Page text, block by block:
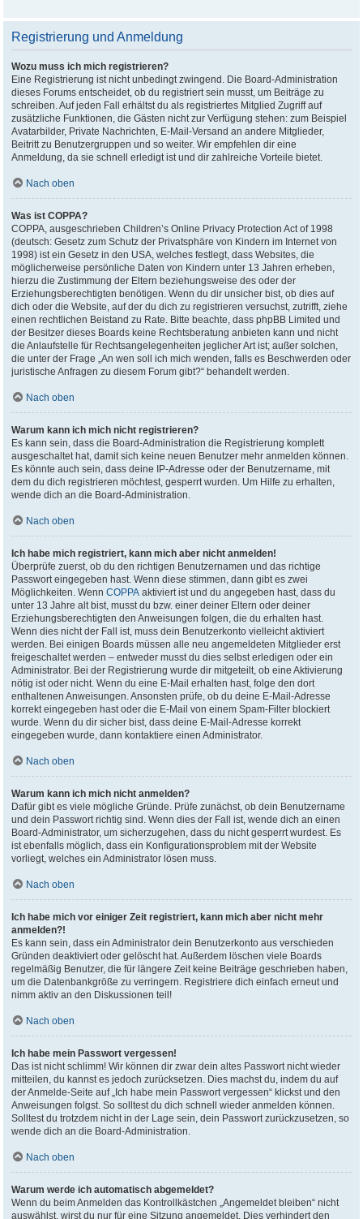
Registrierung und Anmeldung
Wozu muss ich mich registrieren?
Eine Registrierung ist nicht unbedingt zwingend. Die Board-Administration
dieses Forums entscheidet, ob du registriert sein musst, um Beiträge zu
schreiben. Auf jeden Fall erhältst du als registriertes Mitglied Zugriff auf
zusätzliche Funktionen, die Gästen nicht zur Verfügung stehen: zum Beispiel
Avatarbilder, Private Nachrichten, E-Mail-Versand an andere Mitglieder,
Beitritt zu Benutzergruppen und so weiter. Wir empfehlen dir eine
Anmeldung, da sie schnell erledigt ist und dir zahlreiche Vorteile bietet.
Nach oben
Was ist COPPA?
COPPA, ausgeschrieben Children’s Online Privacy Protection Act of 1998
(deutsch: Gesetz zum Schutz der Privatsphäre von Kindern im Internet von
1998) ist ein Gesetz in den USA, welches festlegt, dass Websites, die
möglicherweise persönliche Daten von Kindern unter 13 Jahren erheben,
hierzu die Zustimmung der Eltern beziehungsweise des oder der
Erziehungsberechtigten benötigen. Wenn du dir unsicher bist, ob dies auf
dich oder die Website, auf der du dich zu registrieren versuchst, zutrifft, ziehe
einen rechtlichen Beistand zu Rate. Bitte beachte, dass phpBB Limited und
der Besitzer dieses Boards keine Rechtsberatung anbieten kann und nicht
die Anlaufstelle für Rechtsangelegenheiten jeglicher Art ist; außer solchen,
die unter der Frage „An wen soll ich mich wenden, falls es Beschwerden oder
juristische Anfragen zu diesem Forum gibt?“ behandelt werden.
Nach oben
Warum kann ich mich nicht registrieren?
Es kann sein, dass die Board-Administration die Registrierung komplett
ausgeschaltet hat, damit sich keine neuen Benutzer mehr anmelden können.
Es könnte auch sein, dass deine IP-Adresse oder der Benutzername, mit
dem du dich registrieren möchtest, gesperrt wurden. Um Hilfe zu erhalten,
wende dich an die Board-Administration.
Nach oben
Ich habe mich registriert, kann mich aber nicht anmelden!
Überprüfe zuerst, ob du den richtigen Benutzernamen und das richtige
Passwort eingegeben hast. Wenn diese stimmen, dann gibt es zwei
Möglichkeiten. WennCOPPA aktiviert ist und du angegeben hast, dass du
unter 13 Jahre alt bist, musst du bzw. einer deiner Eltern oder deiner
Erziehungsberechtigten den Anweisungen folgen, die du erhalten hast.
Wenn dies nicht der Fall ist, muss dein Benutzerkonto vielleicht aktiviert
werden. Bei einigen Boards müssen alle neu angemeldeten Mitglieder erst
freigeschaltet werden – entweder musst du dies selbst erledigen oder ein
Administrator. Bei der Registrierung wurde dir mitgeteilt, ob eine Aktivierung
nötig ist oder nicht. Wenn du eine E-Mail erhalten hast, folge den dort
enthaltenen Anweisungen. Ansonsten prüfe, ob du deine E-Mail-Adresse
korrekt eingegeben hast oder die E-Mail von einem Spam-Filter blockiert
wurde. Wenn du dir sicher bist, dass deine E-Mail-Adresse korrekt
eingegeben wurde, dann kontaktiere einen Administrator.
Nach oben
Warum kann ich mich nicht anmelden?
Dafür gibt es viele mögliche Gründe. Prüfe zunächst, ob dein Benutzername
und dein Passwort richtig sind. Wenn dies der Fall ist, wende dich an einen
Board-Administrator, um sicherzugehen, dass du nicht gesperrt wurdest. Es
ist ebenfalls möglich, dass ein Konfigurationsproblem mit der Website
vorliegt, welches ein Administrator lösen muss.
Nach oben
Ich habe mich vor einiger Zeit registriert, kann mich aber nicht mehr
anmelden?!
Es kann sein, dass ein Administrator dein Benutzerkonto aus verschieden
Gründen deaktiviert oder gelöscht hat. Außerdem löschen viele Boards
regelmäßig Benutzer, die für längere Zeit keine Beiträge geschrieben haben,
um die Datenbankgröße zu verringern. Registriere dich einfach erneut und
nimm aktiv an den Diskussionen teil!
Nach oben
Ich habe mein Passwort vergessen!
Das ist nicht schlimm! Wir können dir zwar dein altes Passwort nicht wieder
mitteilen, du kannst es jedoch zurücksetzen. Dies machst du, indem du auf
der Anmelde-Seite auf „Ich habe mein Passwort vergessen“ klickst und den
Anweisungen folgst. So solltest du dich schnell wieder anmelden können.
Solltest du trotzdem nicht in der Lage sein, dein Passwort zurückzusetzen, so
wende dich an die Board-Administration.
Nach oben
Warum werde ich automatisch abgemeldet?
Wenn du beim Anmelden das Kontrollkästchen „Angemeldet bleiben“ nicht
auswählst, wirst du nur für eine Sitzung angemeldet. Dies verhindert den